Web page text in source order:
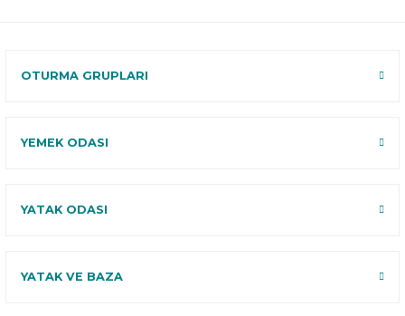
OTURMA GRUPLARI
YEMEK ODASI
YATAK ODASI
YATAK VE BAZA